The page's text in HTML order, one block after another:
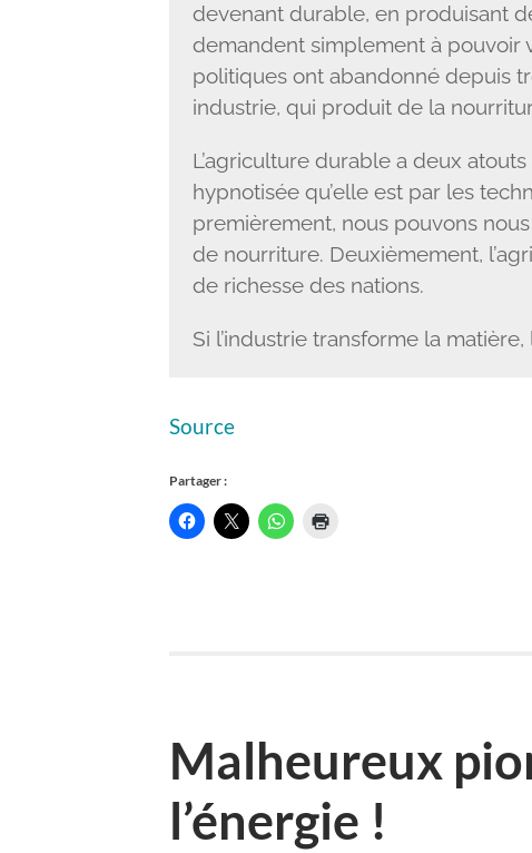
devenant durable, en produisant
demandent simplement à pouvoir
politiques ont abandonné depuis
industrie, qui produit de la
L’agriculture durable a deux
hypnotisée qu’elle est par les
premièrement, nous pouvons
de nourriture. Deuxièmement,
de richesse des nations.
Si l’industrie transforme la
Source
Partager :
Malheureux
l’énergie !